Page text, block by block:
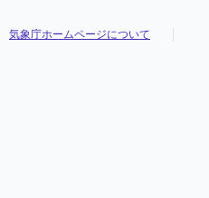
気象庁ホームページについて